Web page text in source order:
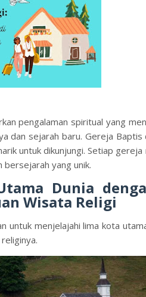
pengalaman spiritual yang
dan sejarah baru. Gereja
untuk dikunjungi. Setiap
bersejarah yang unik.
Dunia
Wisata Religi
untuk menjelajahi lima kota